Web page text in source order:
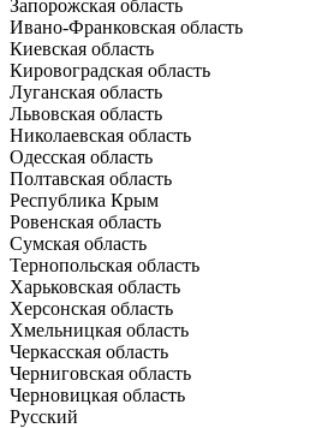
Запорожская область
Ивано-Франковская область
Киевская область
Кировоградская область
Луганская область
Львовская область
Николаевская область
Одесская область
Полтавская область
Республика Крым
Ровенская область
Сумская область
Тернопольская область
Харьковская область
Херсонская область
Хмельницкая область
Черкасская область
Черниговская область
Черновицкая область
Русский